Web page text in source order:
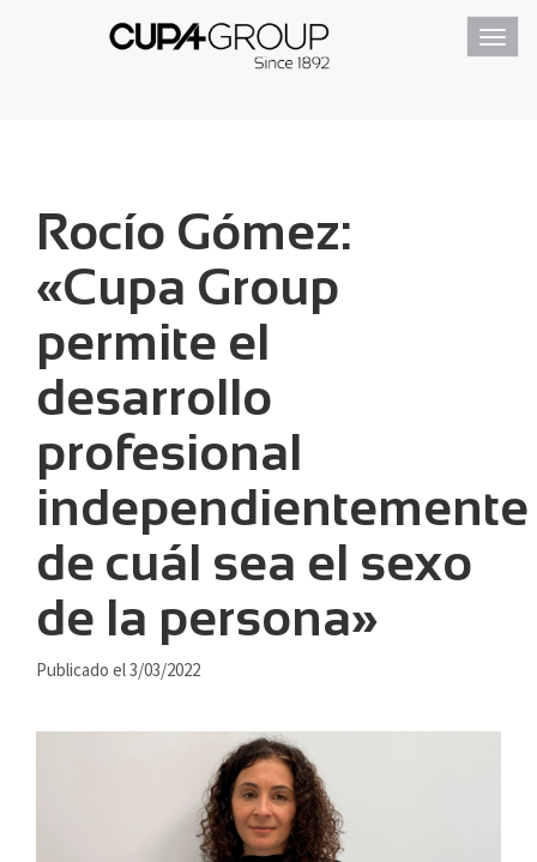
Rocío Gómez:
«Cupa Group
permite el
desarrollo
profesional
independientemente
de cuál sea el sexo
de la persona»
Publicado el 3/03/2022